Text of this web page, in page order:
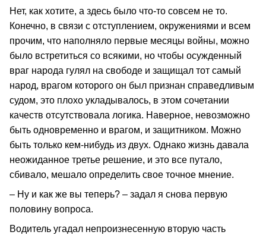
Нет, как хотите, а здесь было что-то совсем не то.
Конечно, в связи с отступлением, окружениями и всем
прочим, что наполняло первые месяцы войны, можно
было встретиться со всякими, но чтобы осужденный
враг народа гулял на свободе и защищал тот самый
народ, врагом которого он был признан справедливым
судом, это плохо укладывалось, в этом сочетании
качеств отсутствовала логика. Наверное, невозможно
быть одновременно и врагом, и защитником. Можно
быть только кем-нибудь из двух. Однако жизнь давала
неожиданное третье решение, и это все путало,
сбивало, мешало определить свое точное мнение.
– Ну и как же вы теперь? – задал я снова первую
половину вопроса.
Водитель угадал непроизнесенную вторую часть